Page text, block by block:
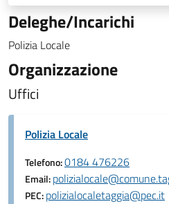
Deleghe/Incarichi
Polizia Locale
Organizzazione
Uffici
Polizia Locale
Telefono:0184 476226
Email:
PEC:polizialocaletaggia@pec.it